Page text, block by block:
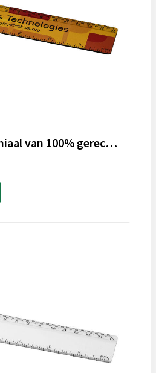
Terran 15 cm liniaal van 100% gerecycled kunststof